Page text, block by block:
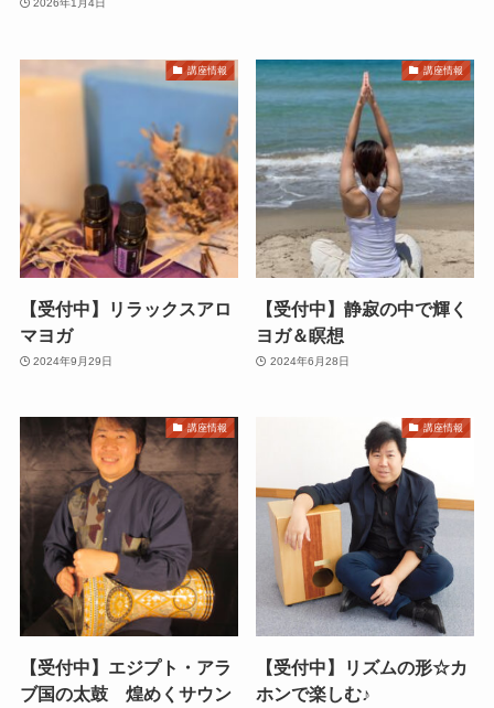
2026年1月4日
講座情報
【受付中】リラックスアロ
マヨガ
2024年9月29日
講座情報
【受付中】静寂の中で輝く
ヨガ＆瞑想
2024年6月28日
講座情報
【受付中】エジプト・アラ
ブ国の太鼓 煌めくサウン
講座情報
【受付中】リズムの形☆カ
ホンで楽しむ♪